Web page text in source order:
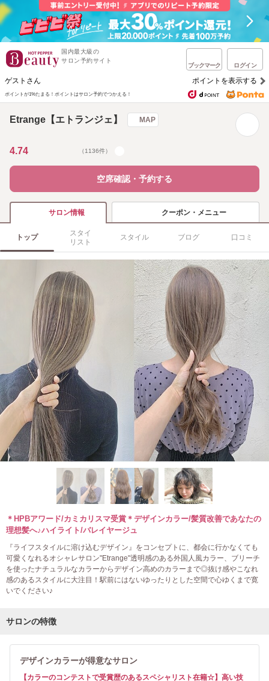
国内最大級の
サロン予約サイト
ブックマーク ログイン
ゲストさん ポイントを表示する
ポイントが1%たまる！ ポイントはサロン予約でつかえる！
Etrange【エトランジェ】 MAP
4.74 （1136件）
空席確認・予約する
サロン情報 クーポン・メニュー
トップ
スタイ
リスト
スタイル ブログ 口コミ
＊HPBアワード/カミカリスマ受賞＊デザインカラー/髪質改善であなたの
理想髪へ♪ハイライト/バレイヤージュ
『ライフスタイルに溶け込むデザイン』をコンセプトに、都会に行かなくても
可愛くなれるオシャレサロン"Etrange"透明感のある外国人風カラー、ブリーチ
を使ったナチュラルなカラーからデザイン高めのカラーまで◎抜け感やこなれ
感のあるスタイルに大注目！駅前にはないゆったりとした空間で心ゆくまで寛
いでください♪
サロンの特徴
デザインカラーが得意なサロン
【カラーのコンテストで受賞歴のあるスペシャリスト在籍☆】高い技